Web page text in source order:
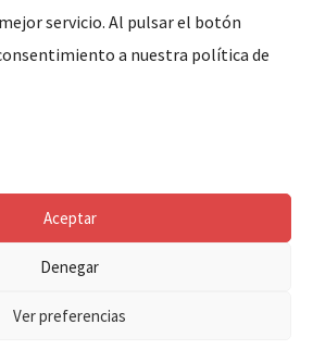
servicio. Al pulsar el botón
a nuestra política de
Aceptar
Denegar
Ver preferencias
España). All Rights Reserved.